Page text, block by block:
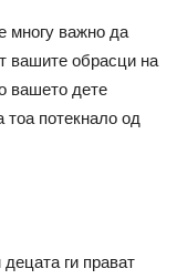
многу важно да
вашите обрасци на
вашето дете
тоа потекнало од
ги прават